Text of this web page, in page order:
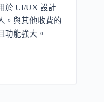
於 UI/UX 設計
。與其他收費的
功能強大。